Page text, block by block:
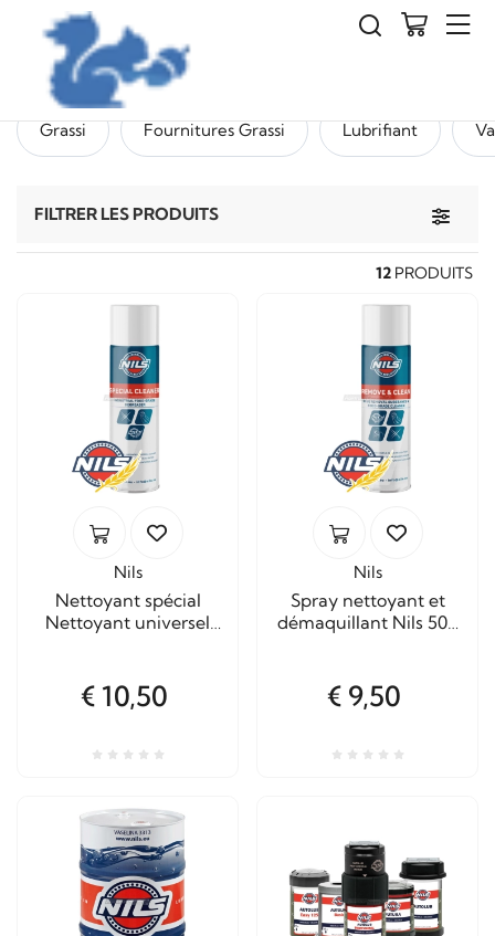
Accessoires et pièces
Lubrifiants
Grassi Fournitures Grassi Lubrifiant
Toggle
FILTRER LES PRODUITS
12 PRODUITS
Nils
Nettoyant spécial
Nettoyant universel
€ 10,50
Nils
Spray nettoyant et
démaquillant Nils 500
€ 9,50